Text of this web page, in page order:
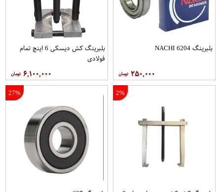
بلبرینگ 6204 NACHI
۲۵۰,۰۰۰
بلبرینگ کش دیسکی 6 اینچ تمام
فولادی
۶,۱۰۰,۰۰۰
2%
27%